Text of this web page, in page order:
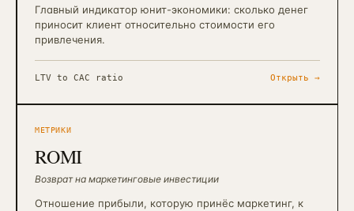
Главный индикатор юнит-экономики: сколько денег
приносит клиент относительно стоимости его
привлечения.
LTV to CAC ratio Открыть →
МЕТРИКИ
ROMI
Возврат на маркетинговые инвестиции
Отношение прибыли, которую принёс маркетинг, к